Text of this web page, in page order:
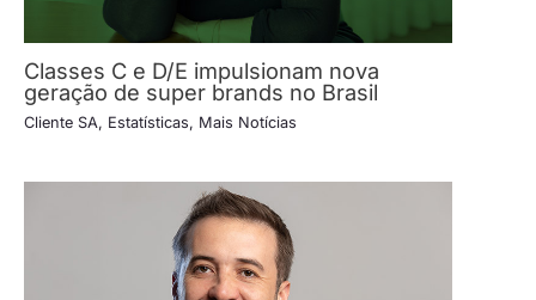
Classes C e D/E impulsionam nova
geração de super brands no Brasil
Cliente SA, Estatísticas, Mais Notícias